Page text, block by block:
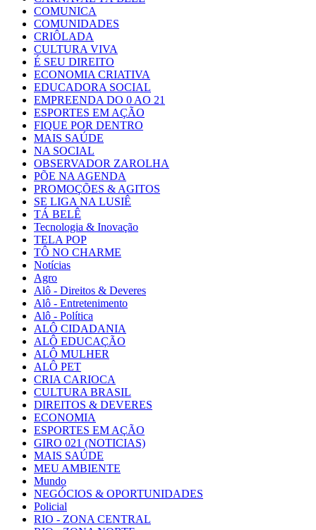
COMUNICA
COMUNIDADES
CRIÔLADA
CULTURA VIVA
É SEU DIREITO
ECONOMIA CRIATIVA
EDUCADORA SOCIAL
EMPREENDA DO 0 AO 21
ESPORTES EM AÇÃO
FIQUE POR DENTRO
MAIS SAÚDE
NA SOCIAL
OBSERVADOR ZAROLHA
PÕE NA AGENDA
PROMOÇÕES & AGITOS
SE LIGA NA LUSIÊ
TÁ BELÊ
Tecnologia & Inovação
TELA POP
TÔ NO CHARME
Notícias
Agro
Alô - Direitos & Deveres
Alô - Entretenimento
Alô - Política
ALÔ CIDADANIA
ALÔ EDUCAÇÃO
ALÔ MULHER
ALÔ PET
CRIA CARIOCA
CULTURA BRASIL
DIREITOS & DEVERES
ECONOMIA
ESPORTES EM AÇÃO
GIRO 021 (NOTICIAS)
MAIS SAÚDE
MEU AMBIENTE
Mundo
NEGÓCIOS & OPORTUNIDADES
Policial
RIO - ZONA CENTRAL